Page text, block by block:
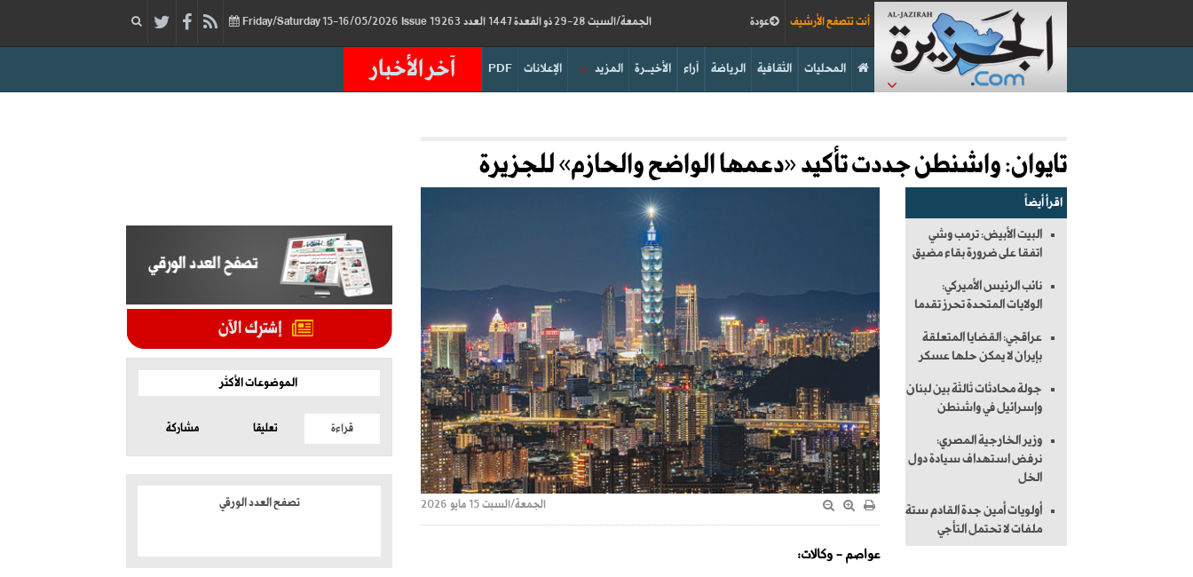
الجمعة/السبت 28-29 ذو القعدة 1447 العدد 19263 Issue عودة أنت تتصفح الأرشيف
آخر الأخبار PDF الإعلانات المزيد الأخيــرة آراء الرياضة الثقافية المحليات
تايوان: واشنطن جددت تأكيد «دعمها الواضح والحازم» للجزيرة
اقرأ أيضاً
البيت الأبيض: ترمب وشي
اتفقا على ضرورة بقاء مضيق
نائب الرئيس الأميركي:
الولايات المتحدة تحرز تقدما
عراقجي: القضايا المتعلقة
بإيران لا يمكن حلها عسكر
جولة محادثات ثالثة بين لبنان
وإسرائيل في واشنطن
وزير الخارجية المصري:
نرفض استهداف سيادة دول
الخل
أولويات أمين جدة القادم ستة
ملفات لا تحتمل التأجي
الجمعة/السبت 15 مايو 2026
عواصم - وكالات:
الموضوعات الأكثر
قراءة تعليقا مشاركة
تصفح العدد الورقي